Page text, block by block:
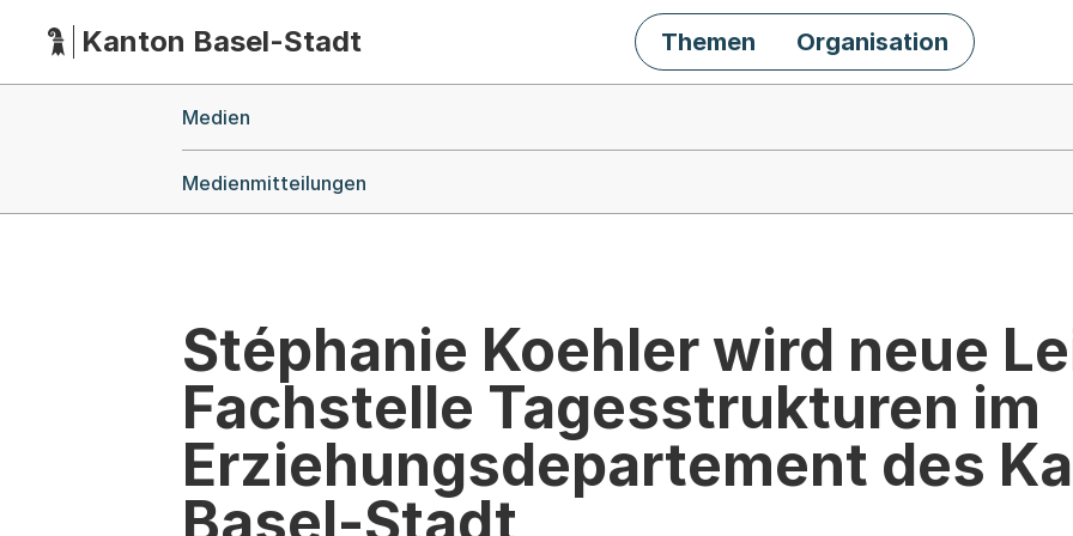
HauptnavigationKanton Basel-Stadt Themen Organisation
Medien
Medienmitteilungen
Stéphanie Koehler wird neue
Fachstelle Tagesstrukturen im
Erziehungsdepartement des